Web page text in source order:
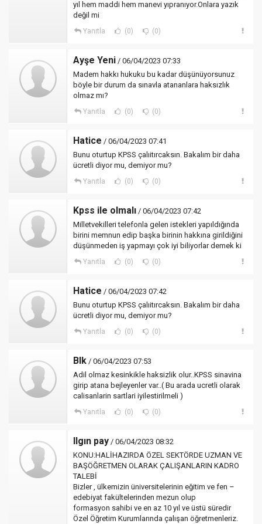
yıl hem maddi hem manevi yıpranıyor.Onlara yazık
değil mi
Yanıtla (0) (0)
Ayşe Yeni / 06/04/2023 07:33
Madem hakkı hukuku bu kadar düşünüyorsunuz
böyle bir durum da sınavla atananlara haksızlık
olmaz mı?
Yanıtla (0) (0)
Hatice / 06/04/2023 07:41
Bunu oturtup KPSS çalıitırcaksın. Bakalım bir daha
ücretli diyor mu, demiyor mu?
Yanıtla (0) (0)
Kpss ile olmalı / 06/04/2023 07:42
Milletvekilleri telefonla gelen istekleri yapıldığında
birini memnun edip başka birinin hakkına girildiğini
düşünmeden iş yapmayı çok iyi biliyorlar demek ki
Yanıtla (0) (0)
Hatice / 06/04/2023 07:42
Bunu oturtup KPSS çalıitırcaksın. Bakalım bir daha
ücretli diyor mu, demiyor mu?
Yanıtla (0) (0)
Blk / 06/04/2023 07:53
Adil olmaz kesinkikle haksizlik olur..KPSS sinavina
girip atana bejleyenler var..( Bu arada ucretli olarak
calisanlarin sartlari iyilestirilmeli )
Yanıtla (0) (0)
Ilgın pay / 06/04/2023 08:32
KONU:HALİHAZIRDA ÖZEL SEKTÖRDE UZMAN VE
BAŞÖĞRETMEN OLARAK ÇALIŞANLARIN KADRO
TALEBİ
Bizler , ülkemizin üniversitelerinin eğitim ve fen –
edebiyat fakültelerinden mezun olup
formasyon sahibi ve en az 10 yıl ve üstü süredir
Özel Öğretim Kurumlarında çalışan öğretmenleriz.